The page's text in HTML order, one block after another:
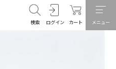
検索 ログイン カート メニュー